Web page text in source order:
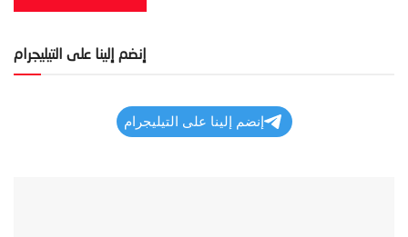
إنضم إلينا على التيليجرام
إنضم إلينا على التيليجرام